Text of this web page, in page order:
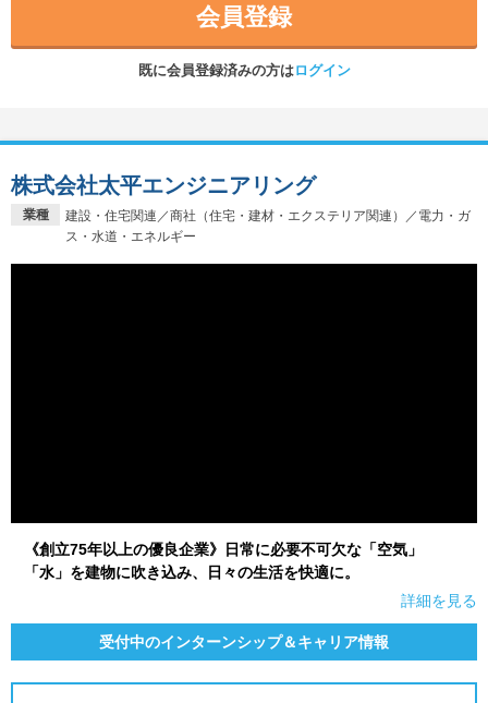
会員登録
既に会員登録済みの方はログイン
業種
建設・住宅関連／商社（住宅・建材・エクステリア関連）／電力・ガ
ス・水道・エネルギー
株式会社太平エンジニアリング
《創立75年以上の優良企業》日常に必要不可欠な「空気」
「水」を建物に吹き込み、日々の生活を快適に。
詳細を見る
受付中のインターンシップ＆キャリア情報